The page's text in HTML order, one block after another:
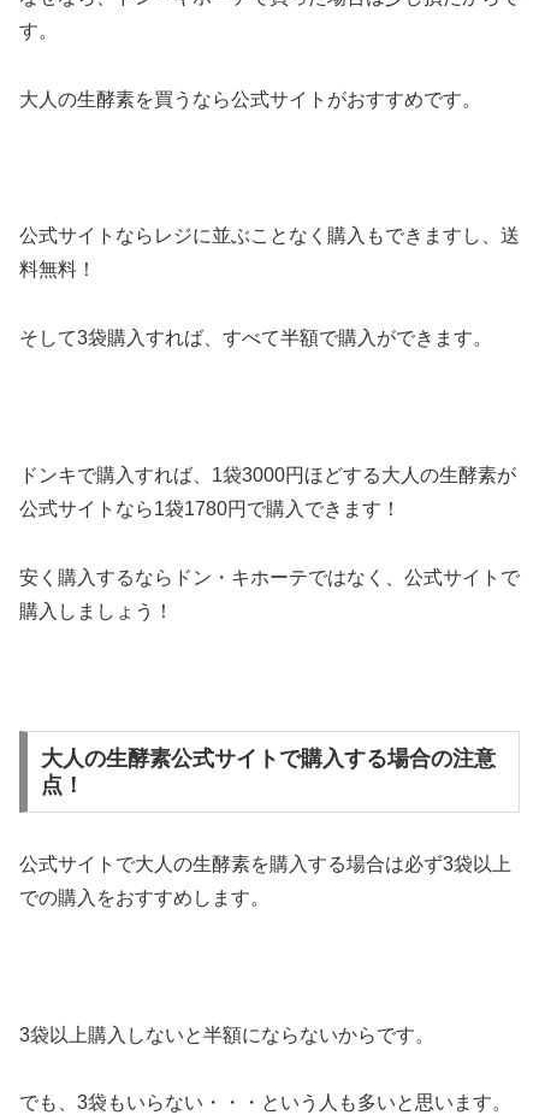
す。
大人の生酵素を買うなら公式サイトがおすすめです。
公式サイトならレジに並ぶことなく購入もできますし、送
料無料！
そして3袋購入すれば、すべて半額で購入ができます。
ドンキで購入すれば、1袋3000円ほどする大人の生酵素が
公式サイトなら1袋1780円で購入できます！
安く購入するならドン・キホーテではなく、公式サイトで
購入しましょう！
大人の生酵素公式サイトで購入する場合の注意
点！
公式サイトで大人の生酵素を購入する場合は必ず3袋以上
での購入をおすすめします。
3袋以上購入しないと半額にならないからです。
でも、3袋もいらない・・・という人も多いと思います。